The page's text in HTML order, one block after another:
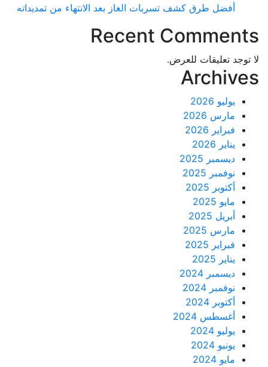
أفضل طرق كشف تسربات الغاز بعد الانتهاء من تمديداته
Recent
تعليقات للعرض.
مارس 2026
فبراير 2026
ديسمبر 2025
نوفمبر 2025
أكتوبر 2025
أبريل 2025
مارس 2025
فبراير 2025
ديسمبر 2024
نوفمبر 2024
أكتوبر 2024
أغسطس 2024